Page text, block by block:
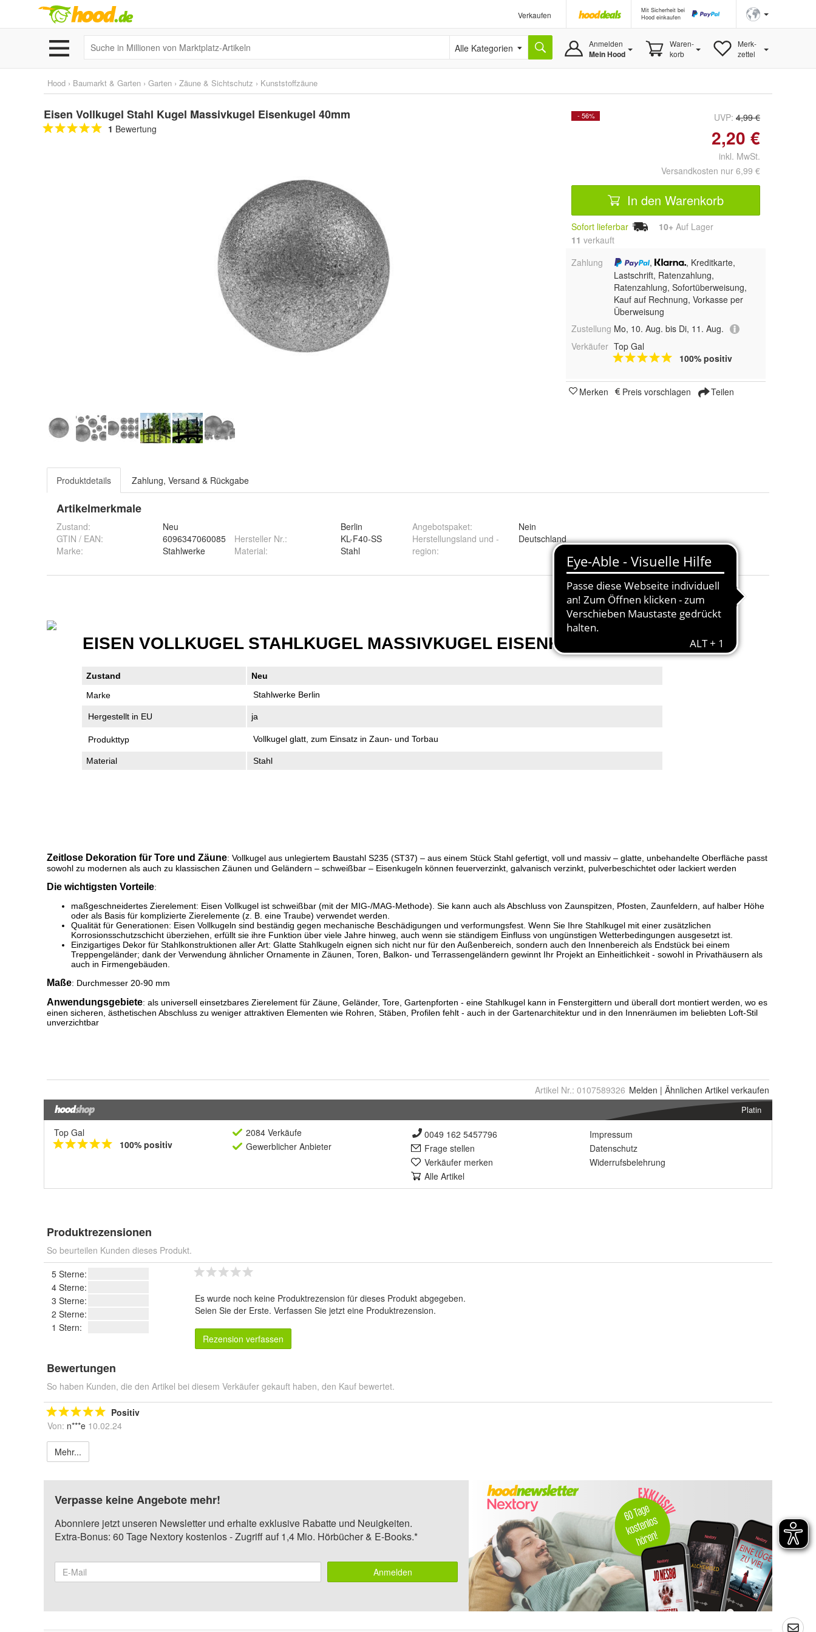
Verkaufen
Mit Sicherheit bei
Hood einkaufen
Alle Kategorien Anmelden
Mein Hood
Waren-
korb
Merk-
zettel
Hood › Baumarkt & Garten › Garten › Zäune & Sichtschutz › Kunststoffzäune
Eisen Vollkugel Stahl Kugel Massivkugel Eisenkugel 40mm
1 Bewertung
- 56% UVP: 4,99 €
2,20 €
inkl. MwSt.
Versandkosten nur 6,99 €
In den Warenkorb
Sofort lieferbar 10+ Auf Lager
11 verkauft
Zahlung
,
, Kreditkarte,
Lastschrift, Ratenzahlung,
Ratenzahlung, Sofortüberweisung,
Kauf auf Rechnung, Vorkasse per
Überweisung
Zustellung Mo, 10. Aug. bis Di, 11. Aug.
Verkäufer Top Gal
100% positiv
Merken Preis vorschlagen Teilen
Produktdetails Zahlung, Versand & Rückgabe
Artikelmerkmale
Zustand:
Neu
GTIN / EAN:
6096347060085
Marke:
Stahlwerke
Berlin
Hersteller Nr.:
KL-F40-SS
Material: Stahl
Angebotspaket:
Nein
Herstellungsland und -
region:
Deutschland
Artikel Nr.: 0107589326 Melden | Ähnlichen Artikel verkaufen
Platin
Top Gal
100% positiv
2084 Verkäufe
Gewerblicher Anbieter
0049 162 5457796
Frage stellen
Verkäufer merken
Alle Artikel
Impressum
Datenschutz
Widerrufsbelehrung
Produktrezensionen
So beurteilen Kunden dieses Produkt.
5 Sterne:
4 Sterne:
3 Sterne:
2 Sterne:
1 Stern:
Es wurde noch keine Produktrezension für dieses Produkt abgegeben.
Seien Sie der Erste. Verfassen Sie jetzt eine Produktrezension.
Rezension verfassen
Bewertungen
So haben Kunden, die den Artikel bei diesem Verkäufer gekauft haben, den Kauf bewertet.
Positiv
Von: n***e 10.02.24
Mehr...
Verpasse keine Angebote mehr!
Abonniere jetzt unseren Newsletter und erhalte exklusive Rabatte und Neuigkeiten.
Extra-Bonus: 60 Tage Nextory kostenlos - Zugriff auf 1,4 Mio. Hörbücher & E-Books.*
Anmelden